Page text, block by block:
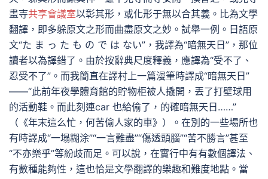
畫寺共享會議室以彰其形，或化形于無以合其義。比為文學
翻譯，即多躲原文之形而曲盡原文之妙。試舉一例。日語原
文“た ま っ た も の で は ない”，我譯為“暗無天日”，那位
讀者以為譯錯了。由於按辭典尺度釋義，應譯為“受不了、
忍受不了”。而我簡直在譯村上一篇漫筆時譯成“暗無天日”
——“此前年夜學體育館的貯物柜被人撬開，丟了打壁球用
的活動鞋。而此刻連car 也給偷了，的確暗無天日……”
（《年末這么忙，何苦偷人家的車》）。在別的一些場所也
有時譯成“一塌糊涂”“一言難盡”“傷透頭腦”“苦不勝言”甚至
“不亦樂乎”等紛歧而足。可以說，在實行中有有數個譯法、
有數種能夠性，這也恰是文學翻譯的樂趣和難度地點。當